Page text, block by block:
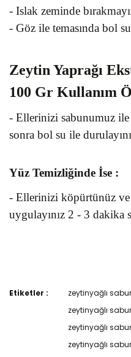
- Islak zeminde
- Göz ile temasında bol
Zeytin Yaprağı
100 Gr Kullanım
- Ellerinizi sabunumuz
sonra bol su ile
Yüz Temizliğinde İse :
- Ellerinizi köpürtünüz ve
uygulayınız 2 - 3 dakika
İçerisinde köstek
rahatlığıyla kullanıyoruz.
Bu ürünün fiyat bilgisi, resim,
konularda yetersiz
kullanarak tarafımıza
Görüş ve önerileriniz için
Etiketler :
zeytinyağlı
zeytinyağlı
zeytinyağlı
zeytinyağlı